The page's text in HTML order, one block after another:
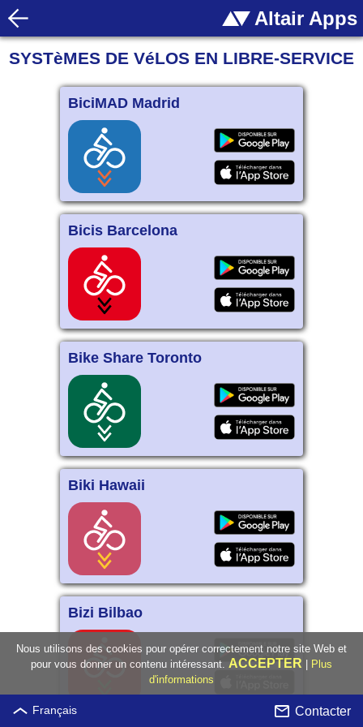
Altair Apps
SYSTèMES DE VéLOS EN LIBRE-SERVICE
BiciMAD Madrid
Bicis Barcelona
Bike Share Toronto
Biki Hawaii
Bizi Bilbao
Contacter
Nous utilisons des cookies pour opérer correctement notre site Web et
pour vous donner un contenu intéressant. ACCEPTER
Plus
d'informations